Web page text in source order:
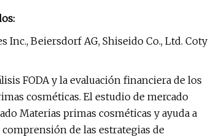
Inc., Beiersdorf AG, Shiseido Co., Ltd. Coty
FODA y la evaluación financiera de los
cosméticas. El estudio de mercado
Materias primas cosméticas y ayuda a
de las estrategias de